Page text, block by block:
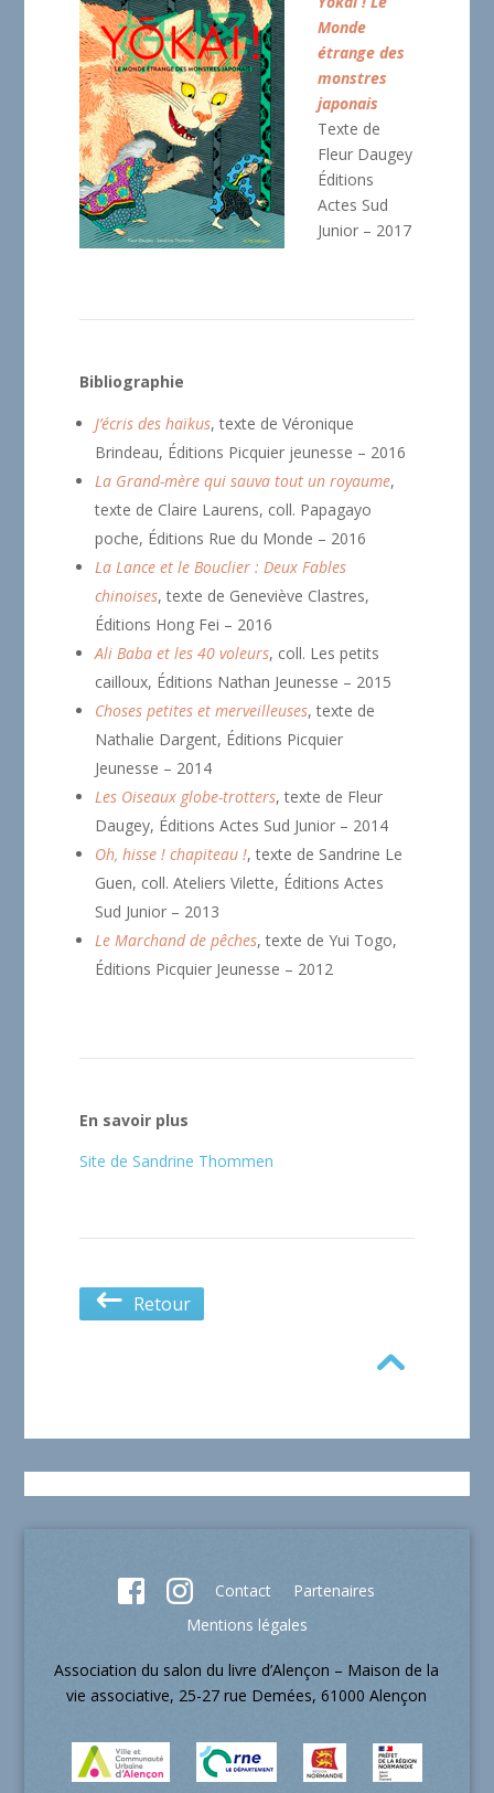
Monde
étrange des
monstres
japonais
Texte de
Fleur Daugey
Éditions
Actes Sud
Junior – 2017
Bibliographie
J’écris des haïkus, texte de Véronique
Brindeau, Éditions Picquier jeunesse – 2016
La Grand-mère qui sauva tout un royaume,
texte de Claire Laurens, coll. Papagayo
poche, Éditions Rue du Monde – 2016
La Lance et le Bouclier : Deux Fables
chinoises, texte de Geneviève Clastres,
Éditions Hong Fei – 2016
Ali Baba et les 40 voleurs, coll. Les petits
cailloux, Éditions Nathan Jeunesse – 2015
Choses petites et merveilleuses, texte de
Nathalie Dargent, Éditions Picquier
Jeunesse – 2014
Les Oiseaux globe-trotters, texte de Fleur
Daugey, Éditions Actes Sud Junior – 2014
Oh, hisse ! chapiteau !, texte de Sandrine Le
Guen, coll. Ateliers Vilette, Éditions Actes
Sud Junior – 2013
Le Marchand de pêches, texte de Yui Togo,
Éditions Picquier Jeunesse – 2012
En savoir plus
Site de Sandrine Thommen
Retour
Contact
Partenaires
Mentions légales
Association du salon du livre d’Alençon – Maison de la
vie associative, 25-27 rue Demées, 61000 Alençon